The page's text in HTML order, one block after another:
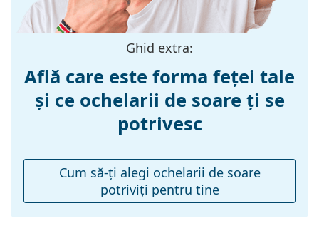
145 mm
nazale:
Greutate:
230 g
Nu
Balama flexibilă:
Nu
Ghid extra:
Află care este forma feței tale
și ce ochelarii de soare ți se
potrivesc
Cum să-ţi alegi ochelarii de soare
potriviţi pentru tine